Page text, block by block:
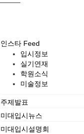
인스타 Feed
입시정보
실기연재
학원소식
미술정보
주제발표
미대입시뉴스
미대입시설명회